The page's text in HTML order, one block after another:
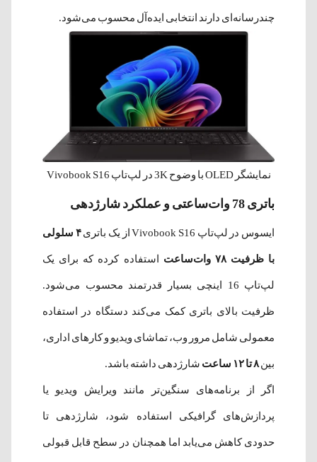
چندرسانه‌ای دارند انتخابی ایده‌آل محسوب می‌شود.
نمایشگر OLED با وضوح 3K در لپ‌تاپ Vivobook S16
باتری 78 وات‌ساعتی و عملکرد شارژدهی
ایسوس در لپ‌تاپ Vivobook S16 از یک باتری ۴ سلولی
با ظرفیت ۷۸ وات‌ساعت استفاده کرده که برای یک
لپ‌تاپ 16 اینچی بسیار قدرتمند محسوب می‌شود.
ظرفیت بالای باتری کمک می‌کند دستگاه در استفاده
معمولی شامل مرور وب، تماشای ویدیو و کارهای اداری،
بین۸ تا ۱۲ ساعت شارژدهی داشته باشد.
اگر از برنامه‌های سنگین‌تر مانند ویرایش ویدیو یا
پردازش‌های گرافیکی استفاده شود، شارژدهی تا
حدودی کاهش می‌یابد اما همچنان در سطح قابل قبولی